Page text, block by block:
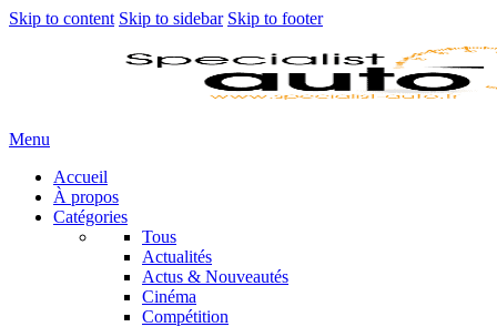
Skip to content Skip to sidebar Skip to footer
Menu
Accueil
À propos
Catégories
Tous
Actualités
Actus & Nouveautés
Cinéma
Compétition